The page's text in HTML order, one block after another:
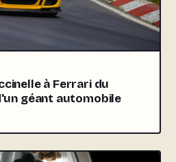
à Ferrari du
géant automobile